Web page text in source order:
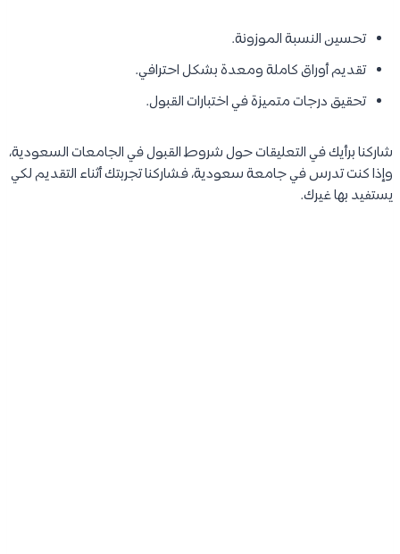
تحسين النسبة الموزونة.
تقديم أوراق كاملة ومعدة بشكل احترافي.
تحقيق درجات متميزة في اختبارات القبول.
شاركنا برأيك في التعليقات حول شروط القبول في الجامعات السعودية،
وإذا كنت تدرس في جامعة سعودية، فشاركنا تجربتك أثناء التقديم لكي
يستفيد بها غيرك.